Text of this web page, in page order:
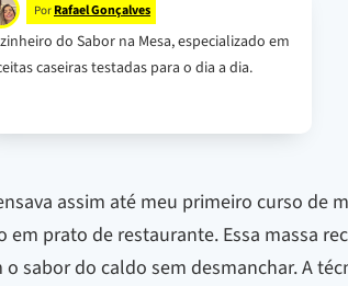
Por Rafael Gonçalves
do Sabor na Mesa, especializado em
caseiras testadas para o dia a dia.
assim até meu primeiro curso de
prato de restaurante. Essa massa
sabor do caldo sem desmanchar. A